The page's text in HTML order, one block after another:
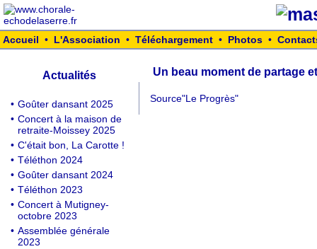
Accueil • L'Association • Téléchargement • Photos •
Actualités
• Goûter dansant 2025
• Concert à la maison de
retraite-Moissey 2025
• C'était bon, La Carotte !
• Téléthon 2024
• Goûter dansant 2024
• Téléthon 2023
• Concert à Mutigney-
octobre 2023
• Assemblée générale
2023
Un beau moment de partage
Source"Le Progrès"